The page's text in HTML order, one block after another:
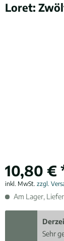
Loret:
10,80 €
inkl. MwSt. zzgl.
Am Lager,
Sehr